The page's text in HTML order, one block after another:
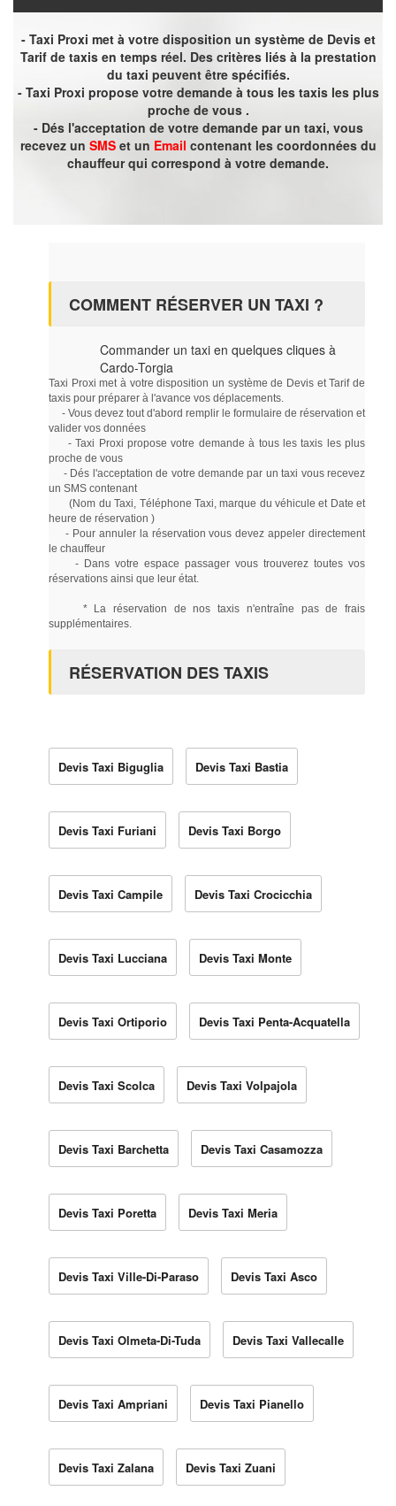
- Taxi Proxi met à votre disposition un système de Devis et
Tarif de taxis en temps réel. Des critères liés à la prestation
du taxi peuvent être spécifiés.
- Taxi Proxi propose votre demande à tous les taxis les plus
proche de vous .
- Dés l'acceptation de votre demande par un taxi, vous
recevez un SMSet un Email contenant les coordonnées du
chauffeur qui correspond à votre demande.
COMMENT RÉSERVER UN TAXI ?
Commander un taxi en quelques cliques à
Cardo-Torgia
Taxi Proxi met à votre disposition un système de Devis et Tarif de
taxis pour préparer à l'avance vos déplacements.
- Vous devez tout d'abord remplir le formulaire de réservation et
valider vos données
- Taxi Proxi propose votre demande à tous les taxis les plus
proche de vous
- Dés l'acceptation de votre demande par un taxi vous recevez
un SMS contenant
(Nom du Taxi, Téléphone Taxi, marque du véhicule et Date et
heure de réservation )
- Pour annuler la réservation vous devez appeler directement
le chauffeur
- Dans votre espace passager vous trouverez toutes vos
réservations ainsi que leur état.
* La réservation de nos taxis n'entraîne pas de frais
supplémentaires.
RÉSERVATION DES TAXIS
Devis Taxi Biguglia Devis Taxi Bastia
Devis Taxi Furiani Devis Taxi Borgo
Devis Taxi Campile Devis Taxi Crocicchia
Devis Taxi Lucciana Devis Taxi Monte
Devis Taxi Ortiporio Devis Taxi Penta-Acquatella
Devis Taxi Scolca Devis Taxi Volpajola
Devis Taxi Barchetta Devis Taxi Casamozza
Devis Taxi Poretta Devis Taxi Meria
Devis Taxi Ville-Di-Paraso Devis Taxi Asco
Devis Taxi Olmeta-Di-Tuda Devis Taxi Vallecalle
Devis Taxi Ampriani Devis Taxi Pianello
Devis Taxi Zalana Devis Taxi Zuani